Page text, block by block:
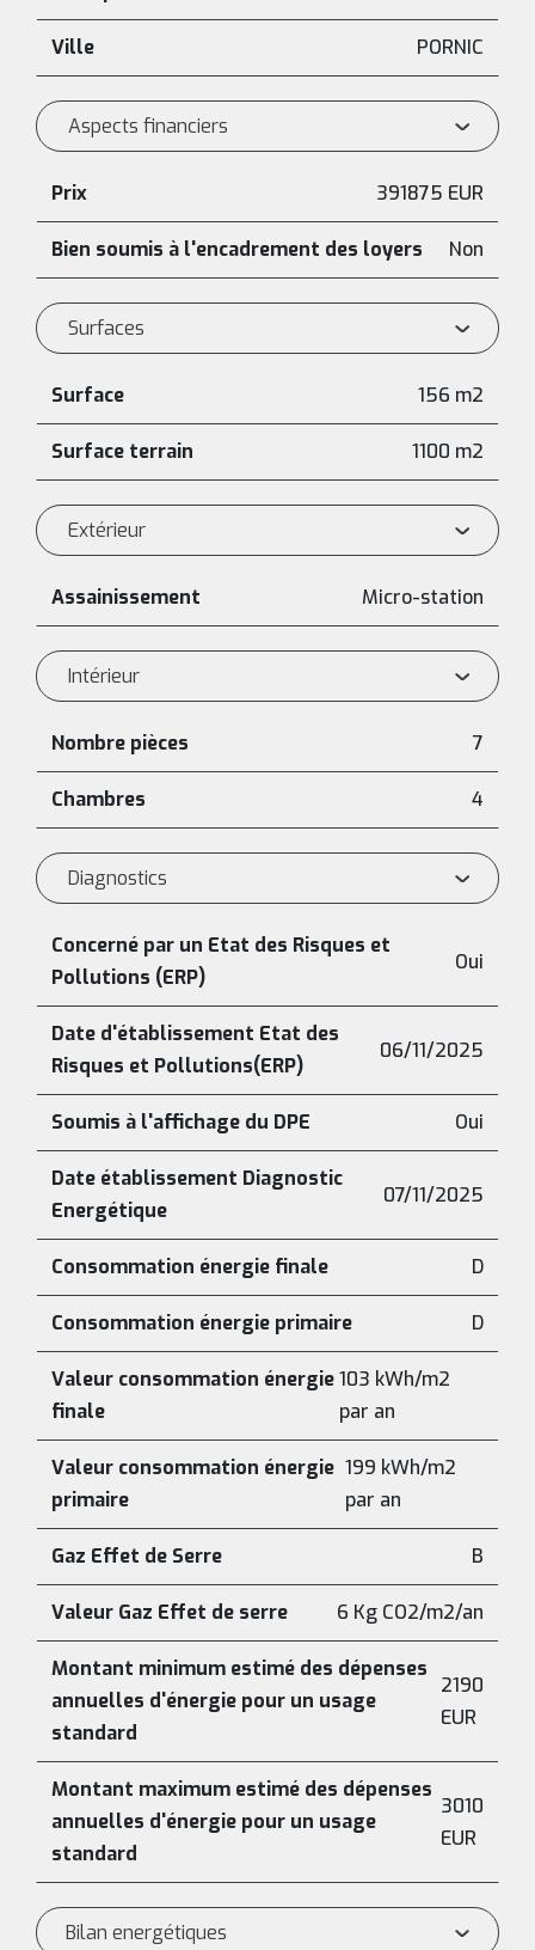
Ville PORNIC
Aspects financiers
Prix 391875 EUR
Bien soumis à l'encadrement des loyers Non
Surfaces
Surface 156 m2
Surface terrain 1100 m2
Extérieur
Assainissement Micro-station
Intérieur
Nombre pièces 7
Chambres 4
Diagnostics
Concerné par un Etat des Risques et
Pollutions (ERP)
Oui
Date d'établissement Etat des
Risques et Pollutions(ERP)
06/11/2025
Soumis à l'affichage du DPE Oui
Date établissement Diagnostic
Energétique
07/11/2025
Consommation énergie finale D
Consommation énergie primaire D
Valeur consommation énergie
finale
103 kWh/m2
par an
Valeur consommation énergie
primaire
199 kWh/m2
par an
Gaz Effet de Serre B
Valeur Gaz Effet de serre 6 Kg CO2/m2/an
Montant minimum estimé des dépenses
annuelles d'énergie pour un usage
standard
2190
EUR
Montant maximum estimé des dépenses
annuelles d'énergie pour un usage
standard
3010
EUR
Bilan energétiques